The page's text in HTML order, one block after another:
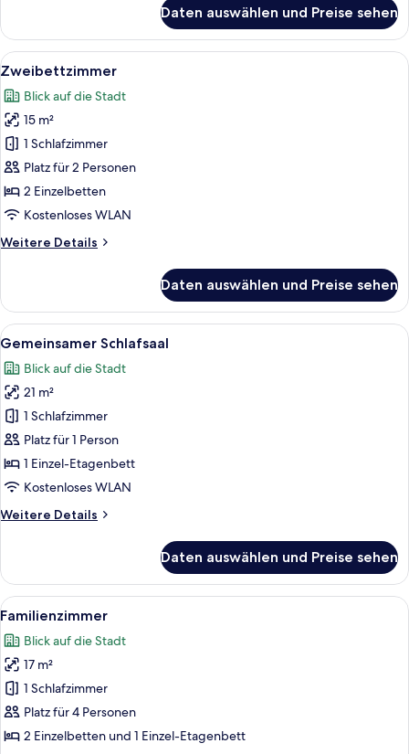
Daten auswählen und Preise sehen
Alle
Fotos
für
Zweibettzimmer
anzeigen
Zimmersafe, Schreibtisch,
6
Zweibettzimmer
Blick auf die Stadt
15 m²
1 Schlafzimmer
Platz für 2 Personen
2 Einzelbetten
Kostenloses WLAN
Weitere Details
Weitere
Daten auswählen und Preise sehen
Alle
Fotos
für
Gemeinsamer
Schlafsaal
anzeigen
Zimmersafe, Schreibtisch,
6
Gemeinsamer Schlafsaal
Blick auf die Stadt
21 m²
1 Schlafzimmer
Platz für 1 Person
1 Einzel-Etagenbett
Kostenloses WLAN
Weitere Details
Weitere
Schlafsaal
Daten auswählen und Preise sehen
Alle
Fotos
für
Familienzimmer
anzeigen
Zimmersafe, Schreibtisch,
6
Familienzimmer
Blick auf die Stadt
17 m²
1 Schlafzimmer
Platz für 4 Personen
2 Einzelbetten und 1 Einzel-Etagenbett